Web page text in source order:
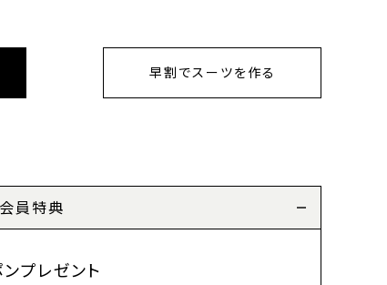
早割でスーツを作る
員特典
プレゼント